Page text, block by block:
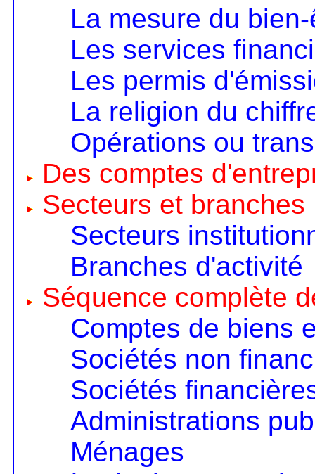
La mesure du
Les services
Les permis
La religion du
Opérations ou
Des comptes
Secteurs et branches
Secteurs
Branches d'activité
Séquence complète
Comptes de biens
Sociétés non
Sociétés
Administrations
Ménages